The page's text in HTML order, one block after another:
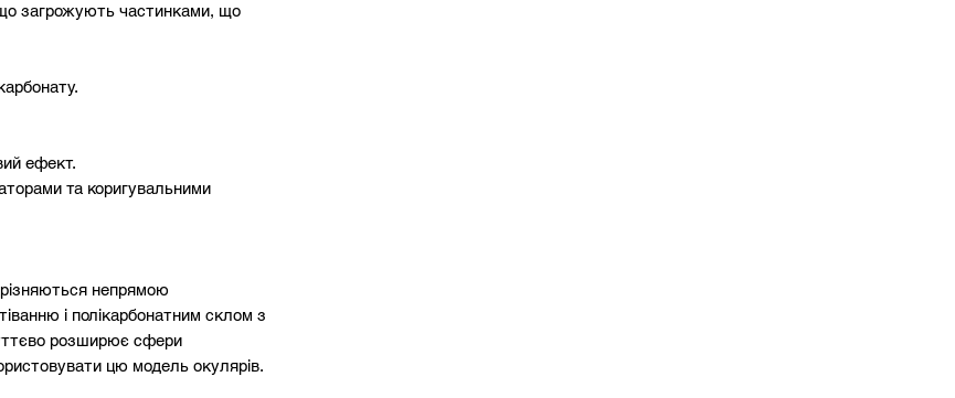
що загрожують частинками, що
ефект.
та коригувальними
непрямою
і полікарбонатним склом з
розширює cфери
цю модель окулярів.